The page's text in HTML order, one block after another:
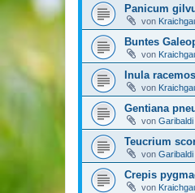
Panicum
von
Buntes
von
Inula
von
Gentiana
von Garibaldi
Teucrium
von Garibaldi
Crepis
von